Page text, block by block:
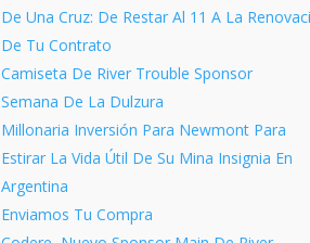
De Una Cruz: De Restar Al 11 A La
De Tu Contrato
Camiseta De River Trouble Sponsor
Semana De La Dulzura
Millonaria Inversión Para Newmont Para
Estirar La Vida Útil De Su Mina Insignia En
Argentina
Enviamos Tu Compra